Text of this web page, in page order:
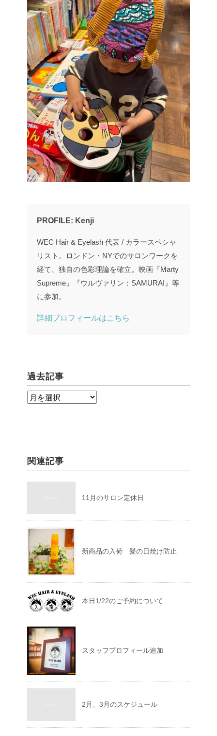
PROFILE: Kenji
WEC Hair & Eyelash 代表 / カラースペシャ
リスト。ロンドン・NYでのサロンワークを
経て、独自の色彩理論を確立。映画『Marty
Supreme』『ウルヴァリン：SAMURAI』等
に参加。
詳細プロフィールはこちら
過去記事
過
関連記事
11月のサロン定休日
新商品の入荷 髪の日焼け防止
本日1/22のご予約について
スタッフプロフィール追加
2月、3月のスケジュール